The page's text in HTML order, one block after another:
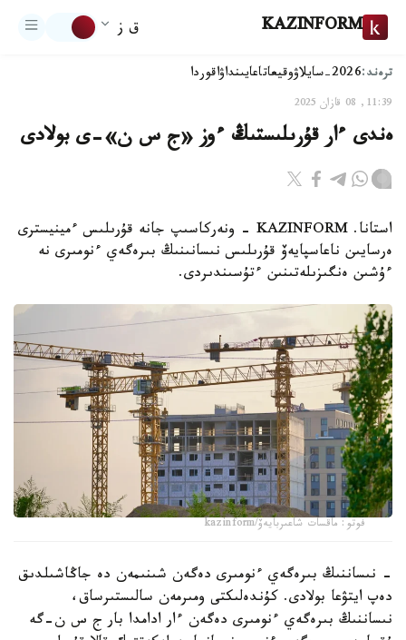
KAZINFORM ق ز
ترەند:2026-سايلاۋ وقيعاتاعايىنداۋاقوردا
11:39, 08 قازان 2025
ەندى ءار قۇرىلىستىڭ ءوز «ج س ن»-ى بولادى
استانا. KAZINFORM - ونەركاسىپ جانە قۇرىلىس ءمينيسترى
ەرسايىن ناعاسپايەۆ قۇرىلىس نىسانىنىڭ بىرەگەي ءنومىرى نە
ءۇشىن ەنگىزىلەتىنىن ءتۇسىندىردى.
فوتو: ماقسات شاعىربايەۆ/kazinform
- نىساننىڭ بىرەگەي ءنومىرى دەگەن شىنىمەن دە جاڭاشىلدىق
دەپ ايتۋعا بولادى. كۇندەلىكتى ومىرمەن سالىستىرساق،
نىساننىڭ بىرەگەي ءنومىرى دەگەن ءار ادامدا بار ج س ن-گە